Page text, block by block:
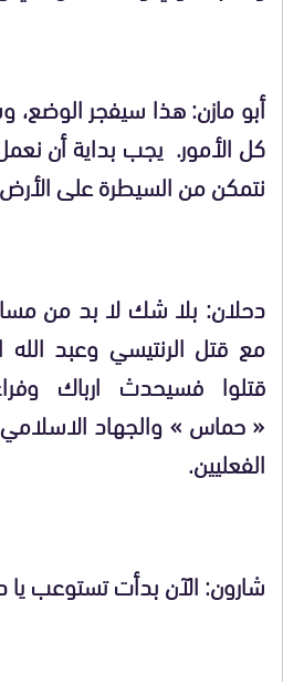
أبو مازن: هذا سيفجر الوضع،
كل الأمور. يجب بداية أن
نتمكن من السيطرة على
دحلان: بلا شك لا بد من
مع قتل الرنتيسي وعبد
قتلوا فسيحدث ارباك
« حماس » والجهاد
الفعليين.
شارون: الآن بدأت تستوعب يا